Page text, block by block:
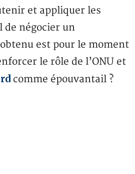
et appliquer les
de négocier un
est pour le moment
le rôle de l’ONU et
comme épouvantail ?